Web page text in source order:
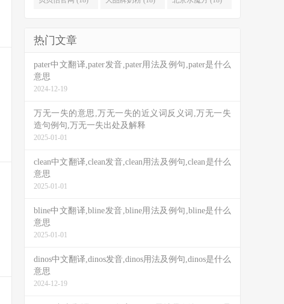
热门文章
pater中文翻译,pater发音,pater用法及例句,pater是什么
意思
2024-12-19
万无一失的意思,万无一失的近义词反义词,万无一失
造句例句,万无一失出处及解释
2025-01-01
clean中文翻译,clean发音,clean用法及例句,clean是什么
意思
2025-01-01
bline中文翻译,bline发音,bline用法及例句,bline是什么
意思
2025-01-01
dinos中文翻译,dinos发音,dinos用法及例句,dinos是什么
意思
2024-12-19